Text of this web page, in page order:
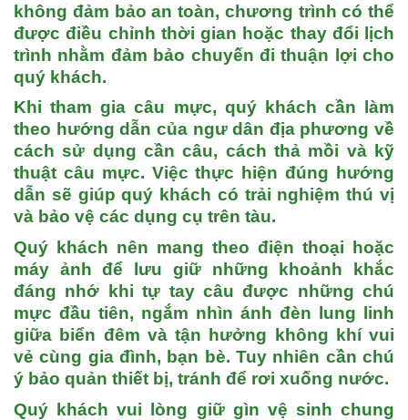
không đảm bảo an toàn, chương trình có thể
được điều chỉnh thời gian hoặc thay đổi lịch
trình nhằm đảm bảo chuyến đi thuận lợi cho
quý khách.
Khi tham gia câu mực, quý khách cần làm
theo hướng dẫn của ngư dân địa phương về
cách sử dụng cần câu, cách thả mồi và kỹ
thuật câu mực. Việc thực hiện đúng hướng
dẫn sẽ giúp quý khách có trải nghiệm thú vị
và bảo vệ các dụng cụ trên tàu.
Quý khách nên mang theo điện thoại hoặc
máy ảnh để lưu giữ những khoảnh khắc
đáng nhớ khi tự tay câu được những chú
mực đầu tiên, ngắm nhìn ánh đèn lung linh
giữa biển đêm và tận hưởng không khí vui
vẻ cùng gia đình, bạn bè. Tuy nhiên cần chú
ý bảo quản thiết bị, tránh để rơi xuống nước.
Quý khách vui lòng giữ gìn vệ sinh chung